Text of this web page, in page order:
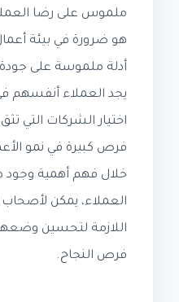
ملموس على رضا
هو ضرورة في بيئة
أدلة ملموسة على جودة
يجد العملاء أنفسهم
اختيار الشركات التي
فرص كبيرة في نمو
خلال فهم أهمية
العملاء، يمكن لأصحاب
اللازمة لتحسين
فرص النجاح.